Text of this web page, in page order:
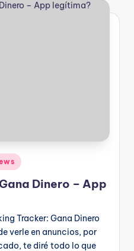
Dinero – App
Tracker: Gana Dinero
verle en anuncios, por
te diré todo lo que